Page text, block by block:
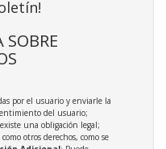
por el usuario y enviarle la
del usuario;
una obligación legal;
otros derechos, como se